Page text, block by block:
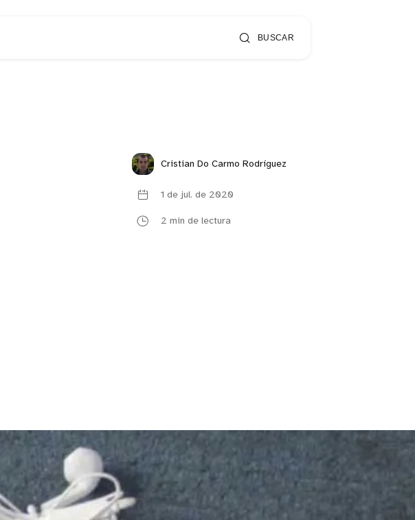
BUSCAR
Cristian Do Carmo Rodríguez
1 de jul. de 2020
2 min de lectura